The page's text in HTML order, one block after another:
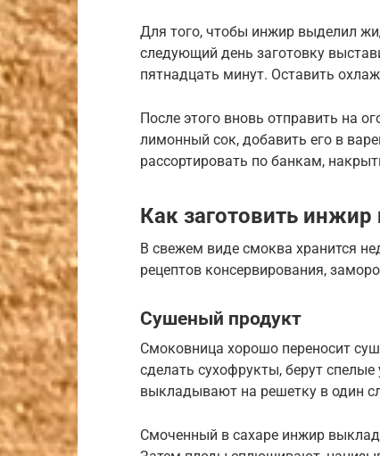
Для того, чтобы инжир выделил
следующий день заготовку
пятнадцать минут. Оставить
После этого вновь отправить на
лимонный сок, добавить его в
рассортировать по банкам,
Как заготовить
В свежем виде смоква хранится
рецептов консервирования,
Сушеный продукт
Смоковница хорошо переносит
сделать сухофрукты, берут
выкладывают на решетку в один
Смоченный в сахаре инжир